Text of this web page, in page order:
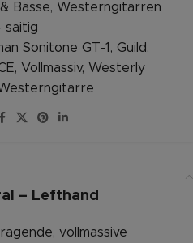
Bässe, Westerngitarren
saitig
Sonitone GT-1 , Guild,
, Vollmassiv, Westerly
– Lefthand
vollmassive